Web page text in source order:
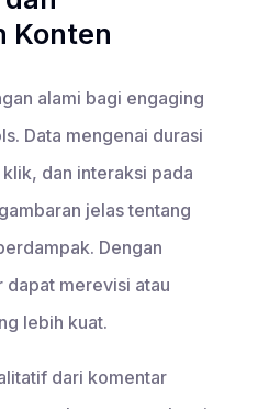
Konten
alami bagi engaging
Data mengenai durasi
dan interaksi pada
jelas tentang
Dengan
merevisi atau
lebih kuat.
dari komentar